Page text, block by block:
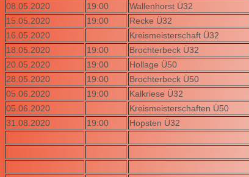
08.05.2020
19:00 Wallenhorst Ü32
15.05.2020
19:00 Recke Ü32
16.05.2020
Kreismeisterschaft Ü32
18.05.2020
19:00 Brochterbeck Ü32
20.05.2020
19:00 Hollage Ü50
28.05.2020
19:00 Brochterbeck Ü50
05.06.2020
19:00 Kalkriese Ü32
05.06.2020
Kreismeisterschaften Ü50
31.08.2020
19:00 Hopsten Ü32